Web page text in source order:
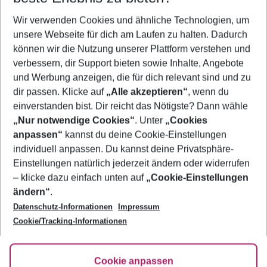
2 Erwachsene Keine Kinder
Mehr Filter anzeigen
Footer
Footer navigation
Über uns
AGB
Bestpreisgarantie
Cookie-Einstellungen ändern
Cookie-Richtlinie
Agenturbetreuung
Barrierefreies Reisen
FAQ
HanseMerkur Reiseversicherung
Folge uns
Wir verwenden Cookies und ähnliche Technologien, um
unsere Webseite für dich am Laufen zu halten. Dadurch
können wir die Nutzung unserer Plattform verstehen und
verbessern, dir Support bieten sowie Inhalte, Angebote
und Werbung anzeigen, die für dich relevant sind und zu
dir passen. Klicke auf „Alle akzeptieren“, wenn du
einverstanden bist. Dir reicht das Nötigste? Dann wähle
„Nur notwendige Cookies“. Unter „Cookies
anpassen“ kannst du deine Cookie-Einstellungen
individuell anpassen. Du kannst deine Privatsphäre-
Einstellungen natürlich jederzeit ändern oder widerrufen
– klicke dazu einfach unten auf „Cookie-Einstellungen
ändern“.
Datenschutz-Informationen
Impressum
Cookie/Tracking-Informationen
Cookie anpassen